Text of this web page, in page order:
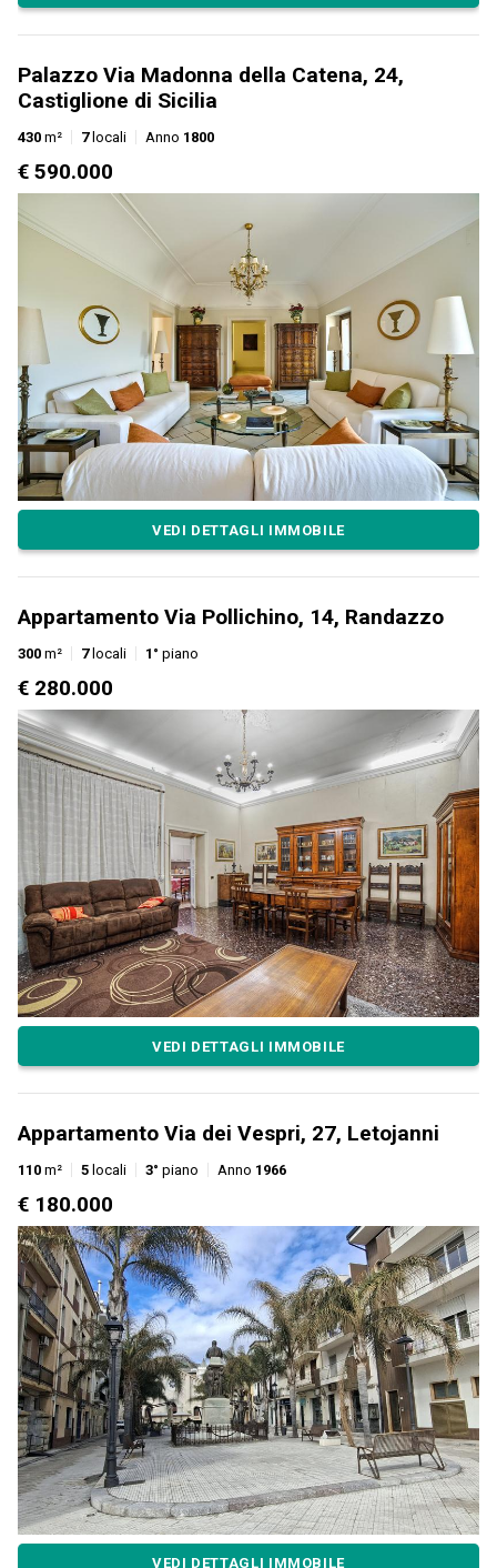
Palazzo Via Madonna della Catena, 24,
Castiglione di Sicilia
430 m² 7locali Anno 1800
€ 590.000
VEDI DETTAGLI IMMOBILE
Appartamento Via Pollichino, 14, Randazzo
300 m² 7locali 1° piano
€ 280.000
VEDI DETTAGLI IMMOBILE
Appartamento Via dei Vespri, 27, Letojanni
110 m² 5 locali 3° piano Anno 1966
€ 180.000
VEDI DETTAGLI IMMOBILE